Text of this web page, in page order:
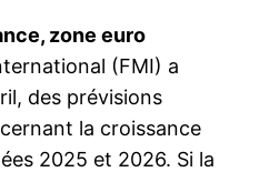
zone euro
(FMI) a
des prévisions
la croissance
2025 et 2026. Si la